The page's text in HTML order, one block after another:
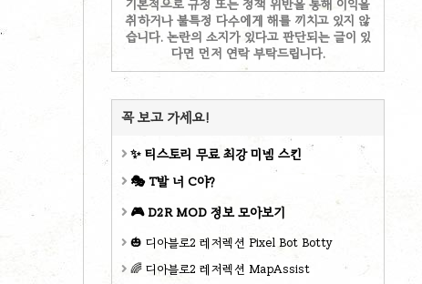
기본적으로 규정 또는 정책 위반을 통해 이익을
취하거나 불특정 다수에게 해를 끼치고 있지 않
습니다. 논란의 소지가 있다고 판단되는 글이 있
다면 먼저 연락 부탁드립니다.
꼭 보고 가세요!
✨ 티스토리 무료 최강 미넴 스킨
🎭 T발 너 C야?
🎮 D2R MOD 정보 모아보기
🎃 디아블로2 레저렉션 Pixel Bot Botty
🌈 디아블로2 레저렉션 MapAssist